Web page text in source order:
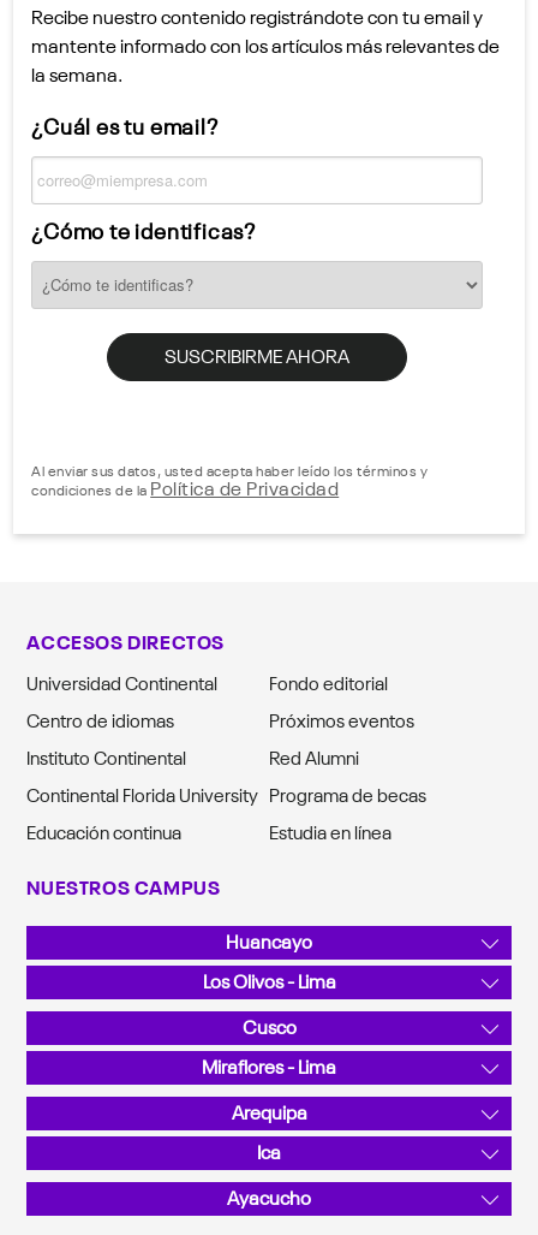
Recibe nuestro contenido registrándote con tu email y
mantente informado con los artículos más relevantes de
la semana.
¿Cuál es tu email?
¿Cómo te identificas?
Al enviar sus datos, usted acepta haber leído los términos y
condiciones de la Política de Privacidad
ACCESOS DIRECTOS
Universidad Continental
Fondo editorial
Centro de idiomas
Próximos eventos
Instituto Continental
Red Alumni
Continental Florida University Programa de becas
Educación continua
Estudia en línea
NUESTROS CAMPUS
Huancayo
Av. San Carlos 1980, Urb. San Antonio
Teléfono: 064 481430
Los Olivos - Lima
Av. Alfredo Mendiola 5210
Teléfono: 01 2132760
Cusco
Sector Angostura KM 10, San Jerónimo
Teléfono: 084 480070
Miraflores - Lima
Calle Junín 355
Teléfono: 01 2132760
Arequipa
La Canseco II / Sector: Valle Chili - José Luis Bustamante y
Rivero
Teléfono: 054 412030
Ica
Calle C N.° 201, Parque Industrial
Teléfono: 056 458008
Ayacucho
Pérez de Cuellar 725